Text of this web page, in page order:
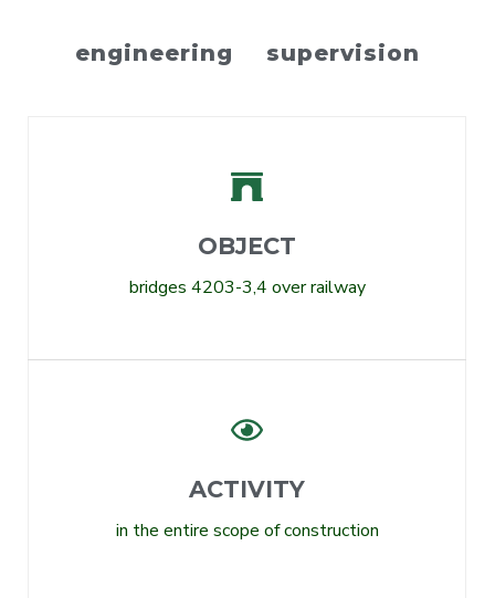
engineering supervision
OBJECT
bridges 4203-3,4 over railway
ACTIVITY
in the entire scope of construction